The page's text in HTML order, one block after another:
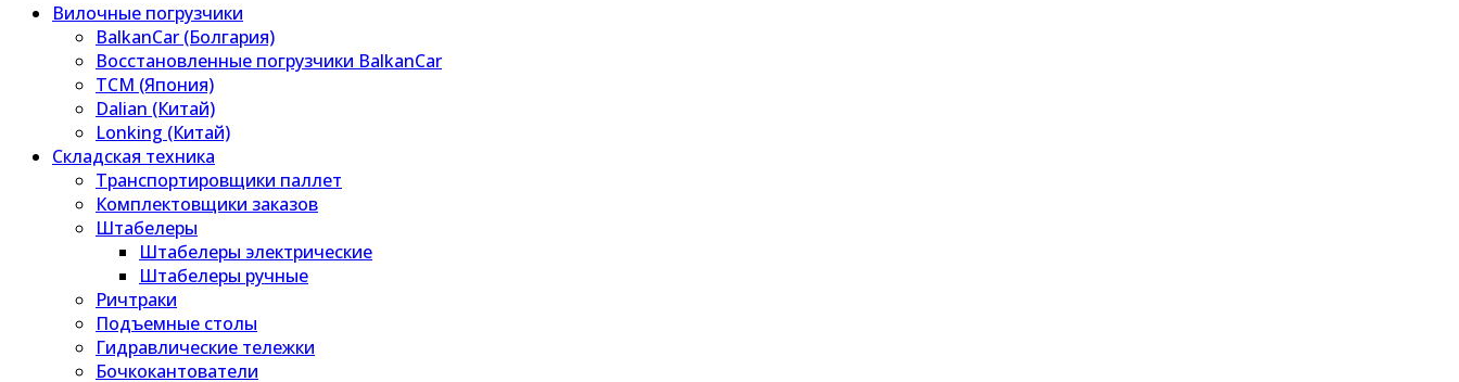
Вилочные погрузчики
BalkanCar (Болгария)
Восстановленные погрузчики BalkanCar
TCM (Япония)
Dalian (Китай)
Lonking (Китай)
Складская техника
Транспортировщики паллет
Комплектовщики заказов
Штабелеры
Штабелеры электрические
Штабелеры ручные
Ричтраки
Подъемные столы
Гидравлические тележки
Бочкокантователи